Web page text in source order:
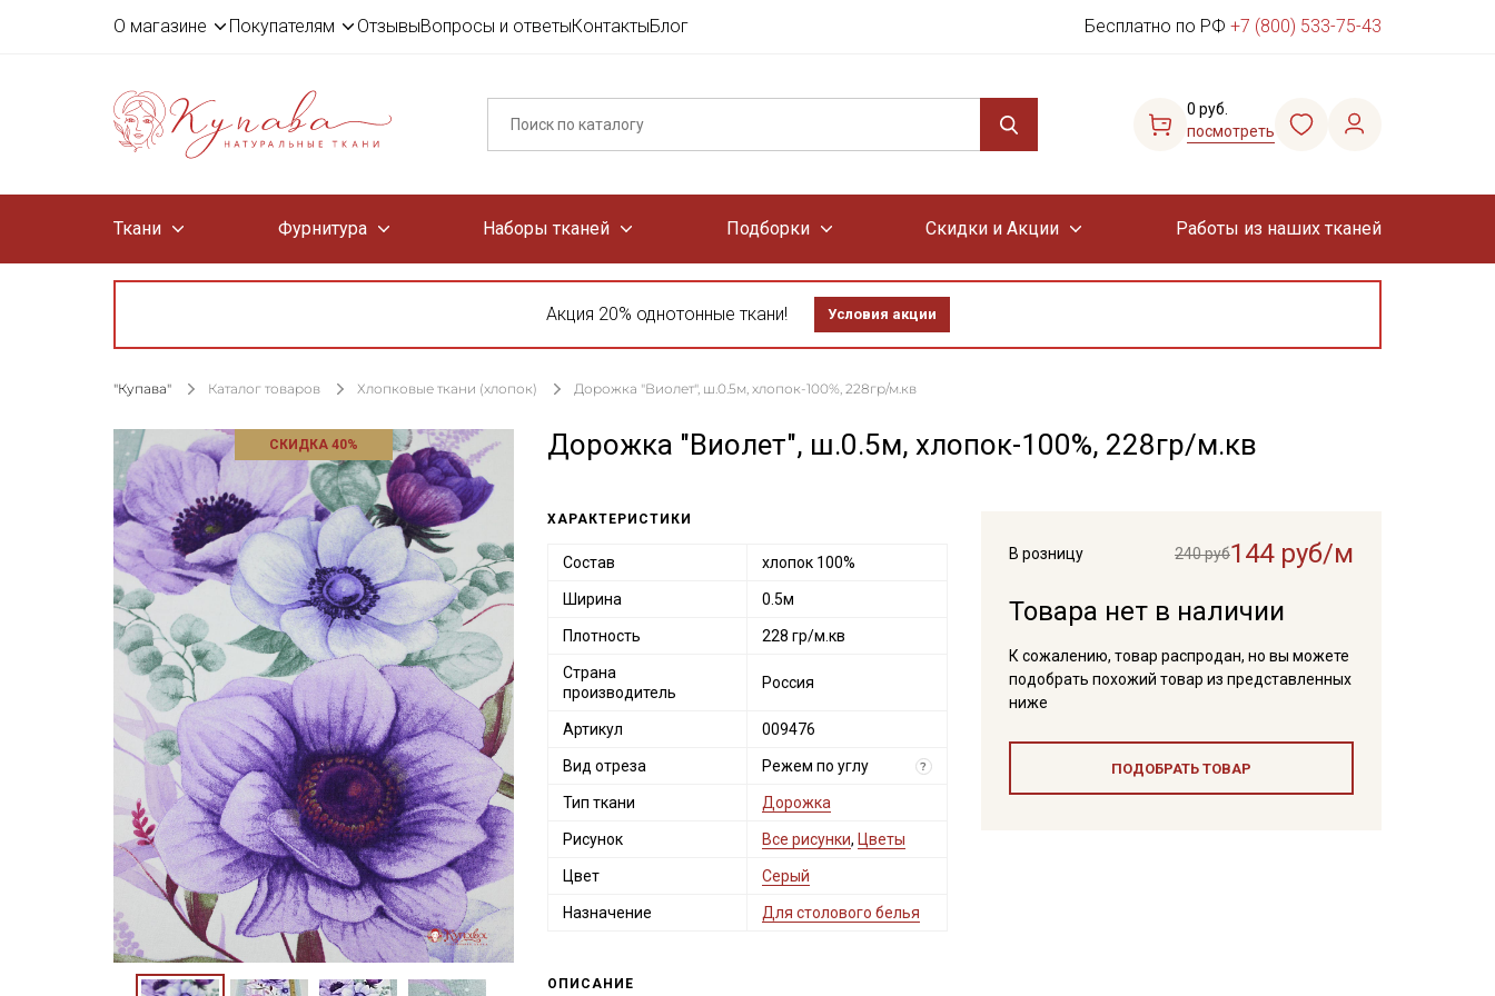
О магазине Покупателям ОтзывыВопросы и ответыКонтактыБлог Бесплатно по РФ +7 (800) 533-75-43
0 руб.
посмотреть
Ткани Фурнитура Наборы тканей Подборки Скидки и Акции Работы из наших тканей
Акция 20% однотонные ткани! Условия акции
"Купава" Каталог товаров Хлопковые ткани (хлопок) Дорожка "Виолет", ш.0.5м, хлопок-100%, 228гр/м.кв
СКИДКА 40% Дорожка "Виолет", ш.0.5м, хлопок-100%, 228гр/м.кв
В розницу 240 руб144 руб/м
Товара нет в наличии
К сожалению, товар распродан, но вы можете
подобрать похожий товар из представленных
ниже
ПОДОБРАТЬ ТОВАР
ХАРАКТЕРИСТИКИ
Состав хлопок 100%
Ширина 0.5м
Плотность 228 гр/м.кв
Страна
производитель
Россия
Артикул 009476
Вид отреза Режем по углу ?
Тип ткани Дорожка
Рисунок Все рисунки, Цветы
Цвет Серый
Назначение Для столового белья
ОПИСАНИЕ